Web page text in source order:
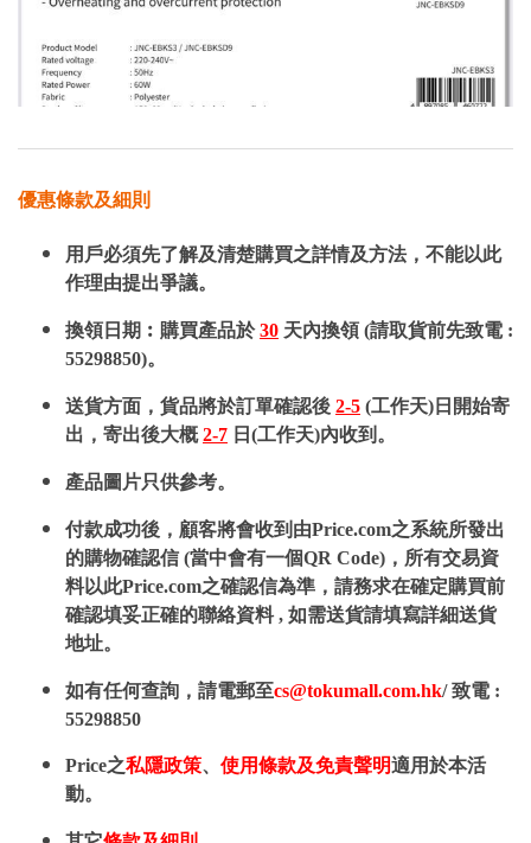
優惠條款及細則
用戶必須先了解及清楚購買之詳情及方法，不能以此
作理由提出爭議。
換領日期︰購買產品於30 天內換領 (請取貨前先致電 :
55298850)。
送貨方面，貨品將於訂單確認後 2-5 (工作天)日開始寄
出，寄出後大概2-7 日(工作天)內收到。
產品圖片只供參考。
付款成功後，顧客將會收到由Price.com之系統所發出
的購物確認信 (當中會有一個QR Code)，所有交易資
料以此Price.com之確認信為準，請務求在確定購買前
確認填妥正確的聯絡資料 , 如需送貨請填寫詳細送貨
地址。
如有任何查詢，請電郵至cs@tokumall.com.hk/ 致電 :
55298850
Price之私隱政策、 使用條款及免責聲明適用於本活
動。